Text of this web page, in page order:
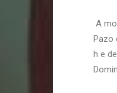
A
Pazo
h e